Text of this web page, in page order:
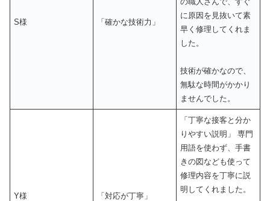
S様 「確かな技術力」
に原因を見抜いて素
早く修理してくれま
した。
技術が確かなので、
無駄な時間がかかり
ませんでした。
Y様 「対応が丁寧」
「丁寧な接客と分か
りやすい説明」 専門
用語を使わず、手書
きの図なども使って
修理内容を丁寧に説
明してくれました。